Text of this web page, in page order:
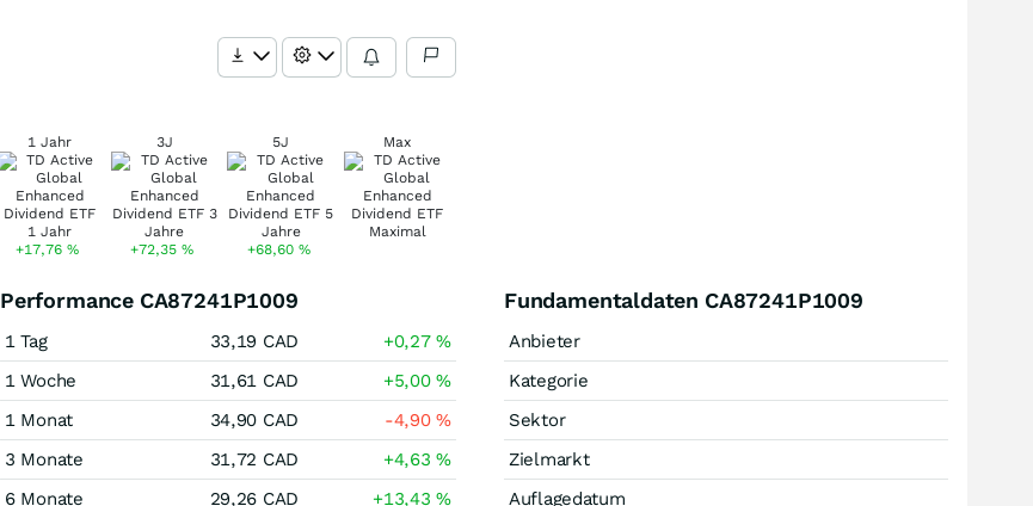
1 Jahr
+17,76%
3J
+72,35%
5J
+68,60 %
Max
Performance CA87241P1009
1 Tag 33,19 CAD +0,27%
1 Woche
31,61 CAD +5,00%
1 Monat
34,90 CAD -4,90%
3 Monate
31,72 CAD +4,63%
6 Monate
29,26 CAD +13,43%
Fundamentaldaten CA87241P1009
Anbieter
Kategorie
Sektor
Zielmarkt
Auflagedatum